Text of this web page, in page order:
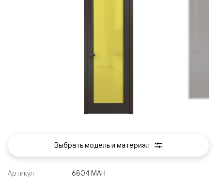
Артикул
6804 МАН
Выбрать модель и материал